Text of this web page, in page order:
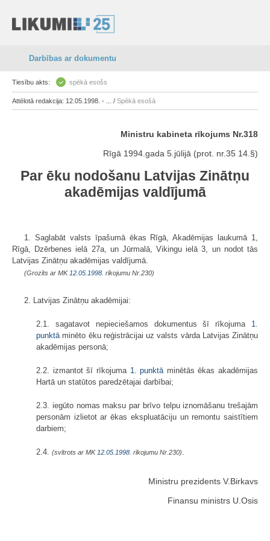
Darbības ar dokumentu
Tiesību akts: spēkā esošs
Attēlotā redakcija: 12.05.1998. - ... / Spēkā esošā
Ministru kabineta rīkojums Nr.318
Rīgā 1994.gada 5.jūlijā (prot. nr.35 14.§)
Par ēku nodošanu Latvijas Zinātņu
akadēmijas valdījumā
1. Saglabāt valsts īpašumā ēkas Rīgā, Akadēmijas laukumā 1,
Rīgā, Dzērbenes ielā 27a, un Jūrmalā, Vikingu ielā 3, un nodot tās
Latvijas Zinātņu akadēmijas valdījumā.
(Grozīts ar MK 12.05.1998. rīkojumu Nr.230)
2. Latvijas Zinātņu akadēmijai:
2.1. sagatavot nepieciešamos dokumentus šī rīkojuma 1.
punktā minēto ēku reģistrācijai uz valsts vārda Latvijas Zinātņu
akadēmijas personā;
2.2. izmantot šī rīkojuma 1. punktā minētās ēkas akadēmijas
Hartā un statūtos paredzētajai darbībai;
2.3. iegūto nomas maksu par brīvo telpu iznomāšanu trešajām
personām izlietot ar ēkas ekspluatāciju un remontu saistītiem
darbiem;
2.4. (svītrots ar MK 12.05.1998. rīkojumu Nr.230)
Ministru prezidents V.Birkavs
Finansu ministrs U.Osis